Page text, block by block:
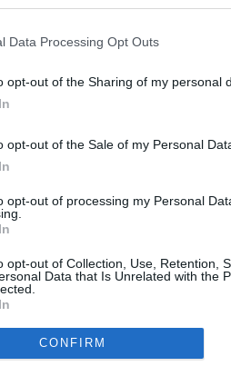
Data Processing Opt Outs
opt-out of the Sharing of my personal
opt-out of the Sale of my Personal
opt-out of processing my Personal
opt-out of Collection, Use, Retention,
Data that Is Unrelated with the
CONFIRM
ultimátum del Gobierno y mantiene los
15 de agosto: "No aceptamos imposiciones"
"medidas proporcionales"
contra las comunidades que no acojan a
crisis de Ceuta